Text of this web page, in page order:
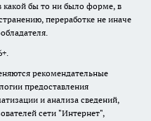
бы то ни было форме, в
переработке не иначе
рекомендательные
предоставления
и анализа сведений,
сети "Интернет",